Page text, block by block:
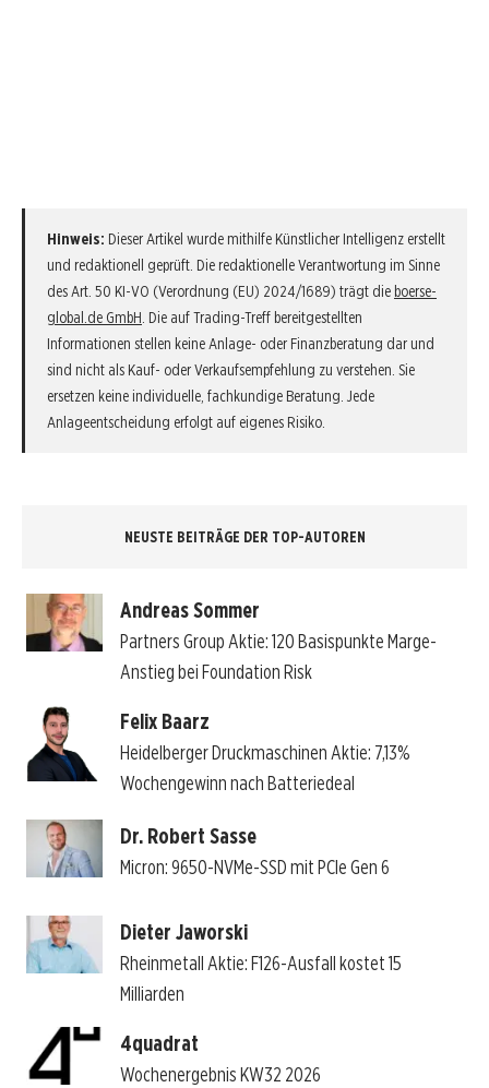
Hinweis: Dieser Artikel wurde mithilfe Künstlicher Intelligenz erstellt
und redaktionell geprüft. Die redaktionelle Verantwortung im Sinne
des Art. 50 KI-VO (Verordnung (EU) 2024/1689) trägt die boerse-
global.de GmbH . Die auf Trading-Treff bereitgestellten
Informationen stellen keine Anlage- oder Finanzberatung dar und
sind nicht als Kauf- oder Verkaufsempfehlung zu verstehen. Sie
ersetzen keine individuelle, fachkundige Beratung. Jede
Anlageentscheidung erfolgt auf eigenes Risiko.
NEUSTE BEITRÄGE DER TOP-AUTOREN
Andreas Sommer
Partners Group Aktie: 120 Basispunkte Marge-
Anstieg bei Foundation Risk
Felix Baarz
Heidelberger Druckmaschinen Aktie: 7,13%
Wochengewinn nach Batteriedeal
Dr. Robert Sasse
Micron: 9650-NVMe-SSD mit PCIe Gen 6
Dieter Jaworski
Rheinmetall Aktie: F126-Ausfall kostet 15
Milliarden
4quadrat
Wochenergebnis KW32 2026